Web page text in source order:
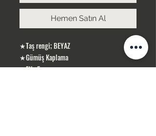
Hemen Satın Al
★Taş rengi; BEYAZ
★Gümüş Kaplama
★EN : 5 cm